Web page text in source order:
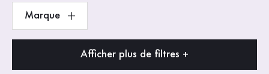
Marque
Afficher plus de filtres +